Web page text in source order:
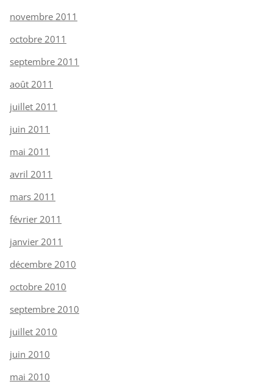
novembre 2011
octobre 2011
septembre 2011
août 2011
juillet 2011
juin 2011
mai 2011
avril 2011
mars 2011
février 2011
janvier 2011
décembre 2010
octobre 2010
septembre 2010
juillet 2010
juin 2010
mai 2010